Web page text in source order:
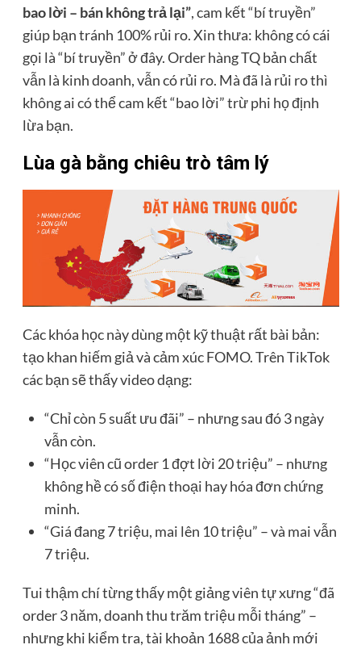
bao lời – bán không trả lại”, cam kết “bí truyền”
giúp bạn tránh 100% rủi ro. Xin thưa: không có cái
gọi là “bí truyền” ở đây. Order hàng TQ bản chất
vẫn là kinh doanh, vẫn có rủi ro. Mà đã là rủi ro thì
không ai có thể cam kết “bao lời” trừ phi họ định
lừa bạn.
Lùa gà bằng chiêu trò tâm lý
Các khóa học này dùng một kỹ thuật rất bài bản:
tạo khan hiếm giả và cảm xúc FOMO. Trên TikTok
các bạn sẽ thấy video dạng:
“Chỉ còn 5 suất ưu đãi” – nhưng sau đó 3 ngày
vẫn còn.
“Học viên cũ order 1 đợt lời 20 triệu” – nhưng
không hề có số điện thoại hay hóa đơn chứng
minh.
“Giá đang 7 triệu, mai lên 10 triệu” – và mai vẫn
7 triệu.
Tui thậm chí từng thấy một giảng viên tự xưng “đã
order 3 năm, doanh thu trăm triệu mỗi tháng” –
nhưng khi kiểm tra, tài khoản 1688 của ảnh mới